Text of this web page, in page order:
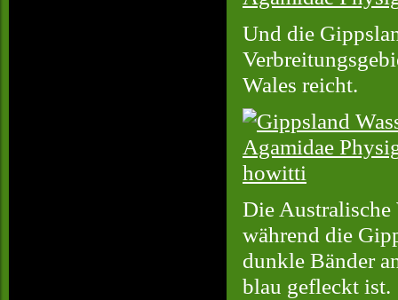
Und die
Wales reicht.
Die Australische
während die
dunkle Bänder
blau gefleckt ist.